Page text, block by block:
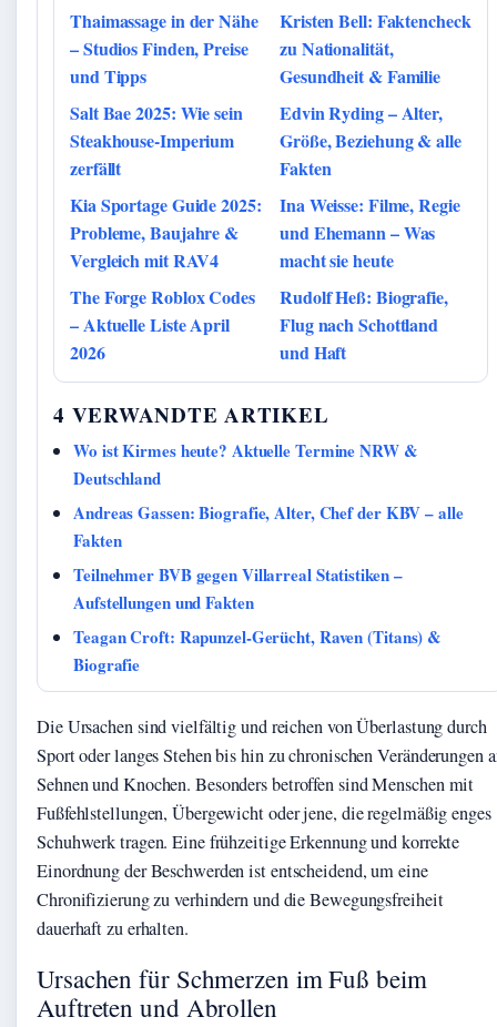
Thaimassage in der Nähe
– Studios Finden, Preise
und Tipps
Kristen Bell: Faktencheck
zu Nationalität,
Gesundheit & Familie
Salt Bae 2025: Wie sein
Steakhouse-Imperium
zerfällt
Edvin Ryding – Alter,
Größe, Beziehung & alle
Fakten
Kia Sportage Guide 2025:
Probleme, Baujahre &
Vergleich mit RAV4
Ina Weisse: Filme, Regie
und Ehemann – Was
macht sie heute
The Forge Roblox Codes
– Aktuelle Liste April
2026
Rudolf Heß: Biografie,
Flug nach Schottland
und Haft
4 VERWANDTE ARTIKEL
Wo ist Kirmes heute? Aktuelle Termine NRW &
Deutschland
Andreas Gassen: Biografie, Alter, Chef der KBV – alle
Fakten
Teilnehmer BVB gegen Villarreal Statistiken –
Aufstellungen und Fakten
Teagan Croft: Rapunzel-Gerücht, Raven (Titans) &
Biografie
Die Ursachen sind vielfältig und reichen von Überlastung durch
Sport oder langes Stehen bis hin zu chronischen Veränderungen
Sehnen und Knochen. Besonders betroffen sind Menschen mit
Fußfehlstellungen, Übergewicht oder jene, die regelmäßig enges
Schuhwerk tragen. Eine frühzeitige Erkennung und korrekte
Einordnung der Beschwerden ist entscheidend, um eine
Chronifizierung zu verhindern und die Bewegungsfreiheit
dauerhaft zu erhalten.
Ursachen für Schmerzen im Fuß beim
Auftreten und Abrollen